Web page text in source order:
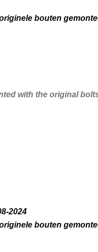
bouten
with the original
2024
bouten